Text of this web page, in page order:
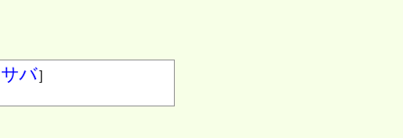
サバ］